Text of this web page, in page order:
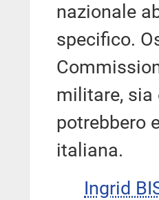
nazionale
specifico.
militare, sia
potrebbero
italiana.
Ingrid